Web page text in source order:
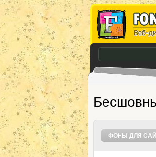
ФОНЫ ДЛЯ